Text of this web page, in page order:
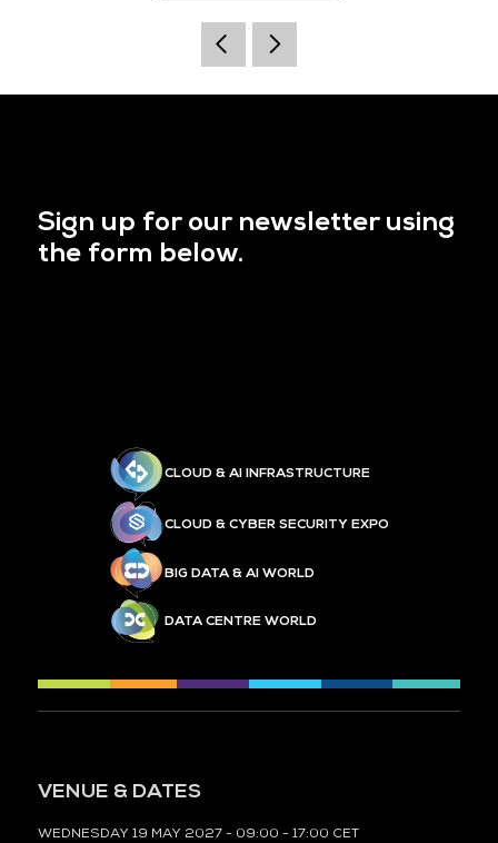
Sign up for our newsletter using
the form below.
CLOUD & AI INFRASTRUCTURE
CLOUD & CYBER SECURITY EXPO
BIG DATA & AI WORLD
DATA CENTRE WORLD
VENUE & DATES
WEDNESDAY 19 MAY 2027 - 09:00 - 17:00 CET